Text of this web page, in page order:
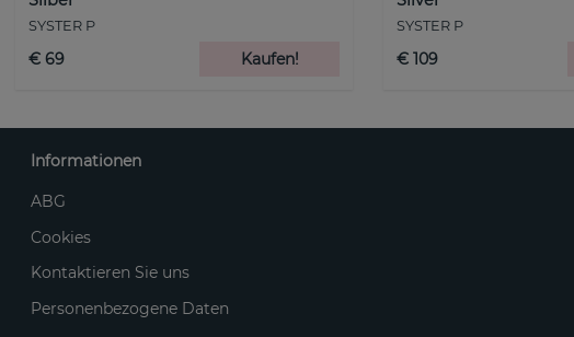
SYSTER P
€ 69 Kaufen!
SYSTER P
€ 109
Informationen
ABG
Cookies
Kontaktieren Sie uns
Personenbezogene Daten